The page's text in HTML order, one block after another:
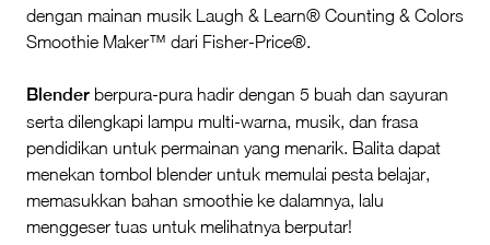
dengan mainan musik Laugh & Learn® Counting & Colors
Smoothie Maker™ dari Fisher-Price®.
Blender berpura-pura hadir dengan 5 buah dan sayuran
serta dilengkapi lampu multi-warna, musik, dan frasa
pendidikan untuk permainan yang menarik. Balita dapat
menekan tombol blender untuk memulai pesta belajar,
memasukkan bahan smoothie ke dalamnya, lalu
menggeser tuas untuk melihatnya berputar!